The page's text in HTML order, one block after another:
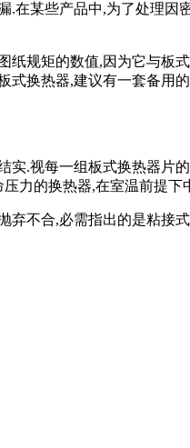
在某些产品中,为了处理因
纸规矩的数值,因为它与板
式换热器,建议有一套备用
.视每一组板式换热器片
力的换热器,在室温前提下
弃不合,必需指出的是粘接